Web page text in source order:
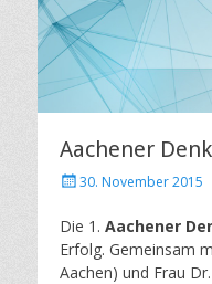
Aachener
P
s
t
e
30. November 2015
Die 1. Aachener
Erfolg. Gemeinsam
Aachen) und Frau